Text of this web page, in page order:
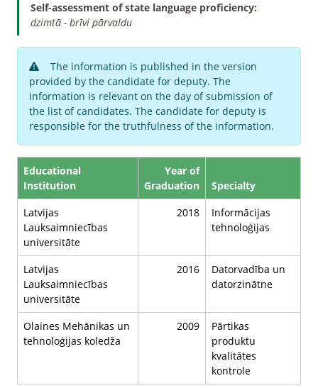
Self-assessment of state language proficiency:
dzimtā - brīvi pārvaldu
The information is published in the version
provided by the candidate for deputy. The
information is relevant on the day of submission of
the list of candidates. The candidate for deputy is
responsible for the truthfulness of the information.
Educational
Institution
Year of
Graduation
Specialty
Latvijas
Lauksaimniecības
universitāte
2018
Informācijas
tehnoloģijas
Latvijas
Lauksaimniecības
universitāte
2016
Datorvadība un
datorzinātne
Olaines Mehānikas un
tehnoloģijas koledža
2009
Pārtikas
produktu
kvalitātes
kontrole